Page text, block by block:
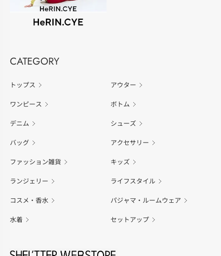
CATEGORY
トップス アウター
ワンピース ボトム
デニム シューズ
バッグ アクセサリー
ファッション雑貨 キッズ
ランジェリー ライフスタイル
コスメ・香水 パジャマ・ルームウェア
水着 セットアップ